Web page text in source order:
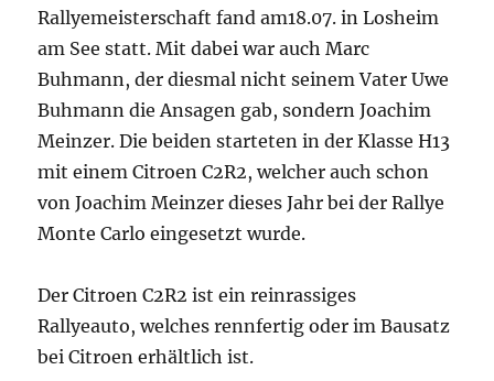
Rallyemeisterschaft fand am18.07. in Losheim
am See statt. Mit dabei war auch Marc
Buhmann, der diesmal nicht seinem Vater Uwe
Buhmann die Ansagen gab, sondern Joachim
Meinzer. Die beiden starteten in der Klasse H13
mit einem Citroen C2R2, welcher auch schon
von Joachim Meinzer dieses Jahr bei der Rallye
Monte Carlo eingesetzt wurde.
Der Citroen C2R2 ist ein reinrassiges
Rallyeauto, welches rennfertig oder im Bausatz
bei Citroen erhältlich ist.